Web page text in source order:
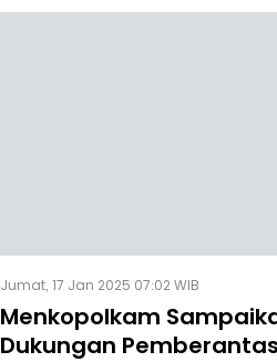
Jumat, 17 Jan 2025 07:02 WIB
Menkopolkam
Dukungan